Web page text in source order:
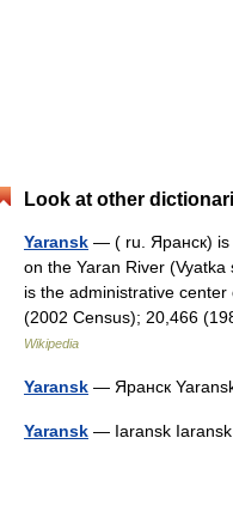
Look at other
Yaransk — ( ru. Яранск) is
on the Yaran River
is the administrative
(2002 Census); 20,466
Wikipedia
Yaransk — Яранск
Yaransk — Iaransk